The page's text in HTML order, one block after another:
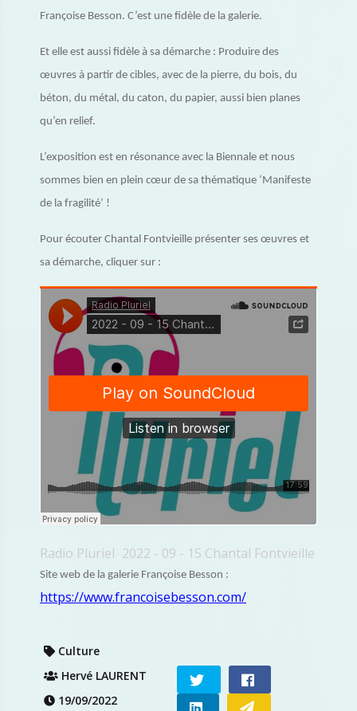
Françoise Besson. C’est une fidèle de la galerie.
Et elle est aussi fidèle à sa démarche : Produire des
œuvres à partir de cibles, avec de la pierre, du bois, du
béton, du métal, du caton, du papier, aussi bien planes
qu’en relief.
L’exposition est en résonance avec la Biennale et nous
sommes bien en plein cœur de sa thématique ‘Manifeste
de la fragilité’ !
Pour écouter Chantal Fontvieille présenter ses œuvres et
sa démarche, cliquer sur :
Radio Pluriel · 2022 - 09 - 15 Chantal Fontvieille
Site web de la galerie Françoise Besson :
https://www.francoisebesson.com/
Culture
Hervé LAURENT
19/09/2022